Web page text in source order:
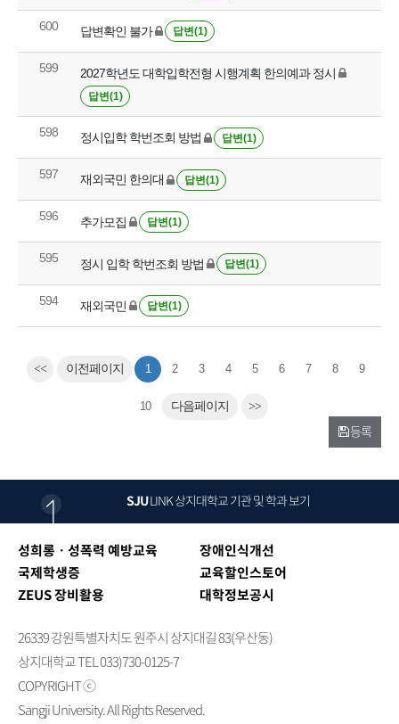
600 답변확인 불가 답변(1)
599 2027학년도 대학입학전형 시행계획 한의예과 정시
답변(1)
598 정시입학 학번조회 방법 답변(1)
597 재외국민 한의대 답변(1)
596 추가모집 답변(1)
595 정시 입학 학번조회 방법 답변(1)
594 재외국민 답변(1)
<< 이전페이지 1 2 3 4 5 6 7 8 9
10 다음페이지 >>
등록
SJULINK상지대학교 기관 및 학과 보기
성희롱ㆍ성폭력 예방교육
장애인식개선
국제학생증
교육할인스토어
ZEUS 장비활용
대학정보공시
26339 강원특별자치도 원주시 상지대길 83(우산동)
상지대학교 TEL 033)730-0125-7
COPYRIGHT ⓒ
Sangji University. All Rights Reserved.